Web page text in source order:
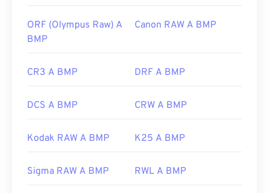
us/windows/win32/gdi/bitmaps
ORF (Olympus Raw) A
BMP
Canon RAW A BMP
CR3 A BMP DRF A BMP
DCS A BMP CRW A BMP
Kodak RAW A BMP K25 A BMP
Sigma RAW A BMP RWL A BMP